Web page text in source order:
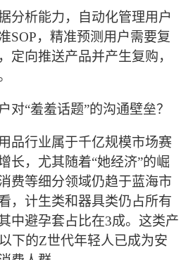
分析能力，自动化管理用户
SOP，精准预测用户需要复
定向推送产品并产生复购，
对“羞羞话题”的沟通壁垒？
品行业属于千亿规模市场赛
长，尤其随着“她经济”的崛
费等细分领域仍趋于蓝海市
，计生类和器具类仍占所有
中避孕套占比在3成。这类产
下的Z世代年轻人已成为安